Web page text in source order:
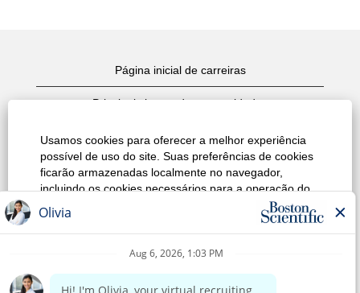
Usamos cookies para oferecer a melhor experiência
possível de uso do site. Suas preferências de cookies
ficarão armazenadas localmente no navegador,
incluindo os cookies necessários para a operação do
site. Além disso, a qualquer momento você pode
alterar se aceita ou recusa os cookies para melhorar o
desempenho do site, bem como os cookies usados
para exibir conteúdo personalizado de acordo com os
que oferecemos poderão ser afetados caso você não
Página inicial de carreiras
Principais busca de oportunidades
Exibir todas as oportunidades
Política de Privacidade do site
Aviso de Direitos Autorais